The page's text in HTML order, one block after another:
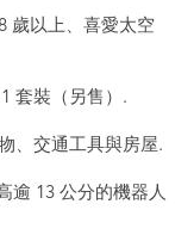
歲以上、喜愛太空
套裝（另售）.
、交通工具與房屋.
逾 13 公分的機器人